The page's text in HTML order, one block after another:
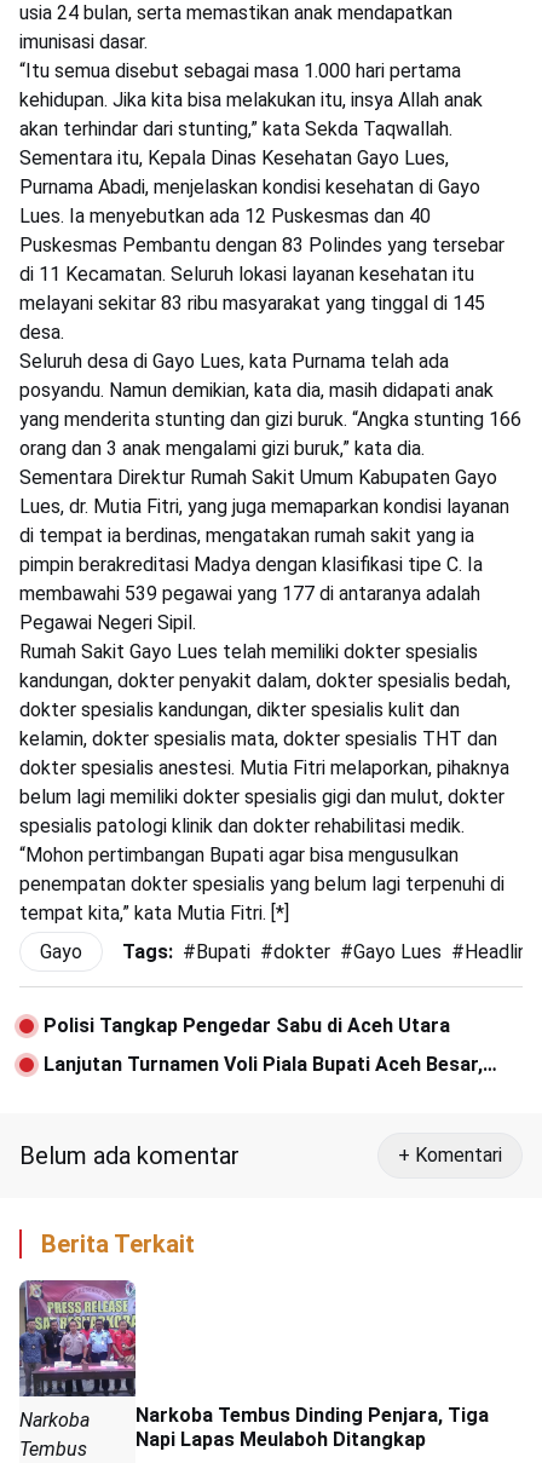
usia 24 bulan, serta memastikan anak mendapatkan
imunisasi dasar.
“Itu semua disebut sebagai masa 1.000 hari pertama
kehidupan. Jika kita bisa melakukan itu, insya Allah anak
akan terhindar dari stunting,” kata Sekda Taqwallah.
Sementara itu, Kepala Dinas Kesehatan Gayo Lues,
Purnama Abadi, menjelaskan kondisi kesehatan di Gayo
Lues. Ia menyebutkan ada 12 Puskesmas dan 40
Puskesmas Pembantu dengan 83 Polindes yang tersebar
di 11 Kecamatan. Seluruh lokasi layanan kesehatan itu
melayani sekitar 83 ribu masyarakat yang tinggal di 145
desa.
Seluruh desa di Gayo Lues, kata Purnama telah ada
posyandu. Namun demikian, kata dia, masih didapati anak
yang menderita stunting dan gizi buruk. “Angka stunting 166
orang dan 3 anak mengalami gizi buruk,” kata dia.
Sementara Direktur Rumah Sakit Umum Kabupaten Gayo
Lues, dr. Mutia Fitri, yang juga memaparkan kondisi layanan
di tempat ia berdinas, mengatakan rumah sakit yang ia
pimpin berakreditasi Madya dengan klasifikasi tipe C. Ia
membawahi 539 pegawai yang 177 di antaranya adalah
Pegawai Negeri Sipil.
Rumah Sakit Gayo Lues telah memiliki dokter spesialis
kandungan, dokter penyakit dalam, dokter spesialis bedah,
dokter spesialis kandungan, dikter spesialis kulit dan
kelamin, dokter spesialis mata, dokter spesialis THT dan
dokter spesialis anestesi. Mutia Fitri melaporkan, pihaknya
belum lagi memiliki dokter spesialis gigi dan mulut, dokter
spesialis patologi klinik dan dokter rehabilitasi medik.
“Mohon pertimbangan Bupati agar bisa mengusulkan
penempatan dokter spesialis yang belum lagi terpenuhi di
tempat kita,” kata Mutia Fitri. [*]
Gayo
Tags: # Bupati #dokter #Gayo Lues # Headline
Polisi Tangkap Pengedar Sabu di Aceh Utara
Lanjutan Turnamen Voli Piala Bupati Aceh Besar,
Belum ada komentar + Komentari
Berita Terkait
Narkoba
Tembus
Narkoba Tembus Dinding Penjara, Tiga
Napi Lapas Meulaboh Ditangkap